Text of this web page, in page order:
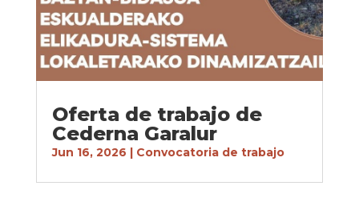
Oferta de trabajo de
Cederna Garalur
Jun 16, 2026 | Convocatoria de trabajo